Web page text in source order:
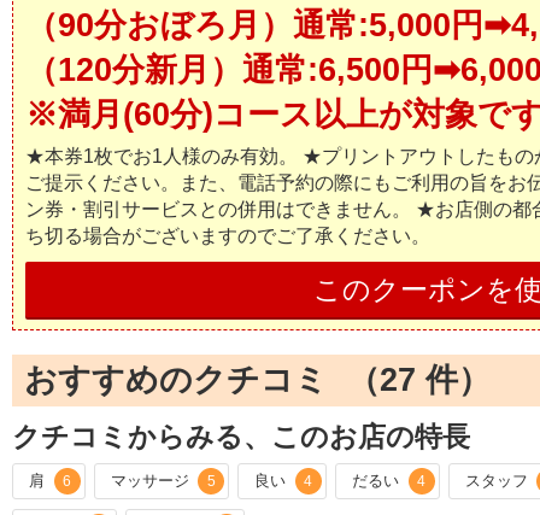
（90分おぼろ月）通常:5,000円
（120分新月）通常:6,500円
※満月(60分)コース以上が対
★本券1枚でお1人様のみ有効。 ★プリントアウトしたもの
ご提示ください。また、電話予約の際にもご利用の旨を
ン券・割引サービスとの併用はできません。 ★お店側の都
ち切る場合がございますのでご了承ください。
このクーポンを
おすすめのクチコミ （27 件）
クチコミからみる、このお店の特長
肩 6 マッサージ 5 良い 4 だるい 4 スタッフ